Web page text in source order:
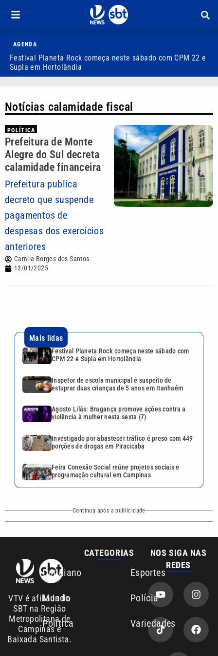
AGENDA
Festival Planeta Rock começa neste sábado com CPM 22 e
Supla em Hortolândia
Notícias calamidade fiscal
POLÍTICA
Prefeitura de Monte
Alegre do Sul decreta
calamidade financeira
Prefeitura publica
decreto que suspende
pagamentos de
despesas dos exercícios
anteriores
Camila Borges dos Santos
13/01/2025
Mais lidas
Festival Planeta Rock começa neste sábado com
CPM 22 e Supla em Hortolândia
Inspetor de escola municipal é suspeito de
estuprar duas crianças de 5 anos em Itanhaém
Agosto Lilás: Bragança promove ações contra a
violência à mulher nesta sexta (7)
Investigado por abastecer tráfico é preso com 449
porções de drogas em Piracicaba
Feira Conexão Social reúne projetos sociais e
programação cultural em Campinas
Continua após a publicidade
VTV é afiliada do
SBT na Região
Metropolitana de
Campinas e
Baixada Santista.
CATEGORIAS
Cotidiano Esportes
Mundo Polícia
Política Variedades
NOS SIGA NAS
REDES